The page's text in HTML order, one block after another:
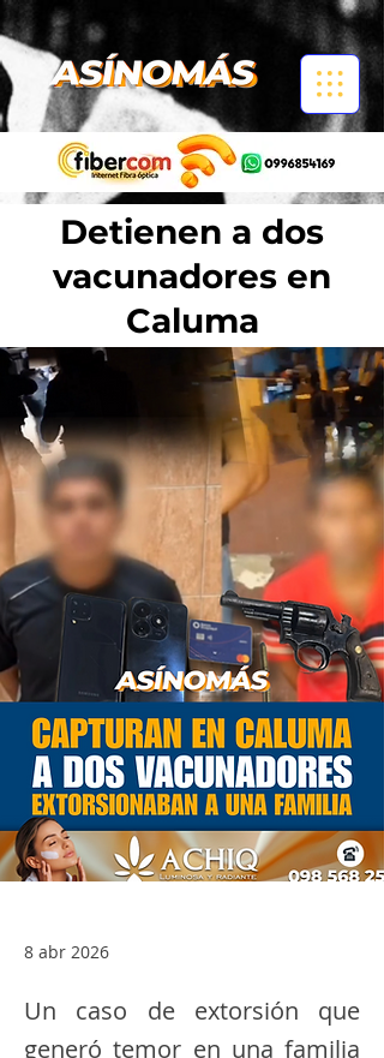
Detienen a dos
vacunadores en
Caluma
8 abr 2026
Un caso de extorsión que
generó temor en una familia